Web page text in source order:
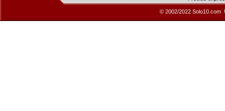
© 2002/2022 Solo10.com